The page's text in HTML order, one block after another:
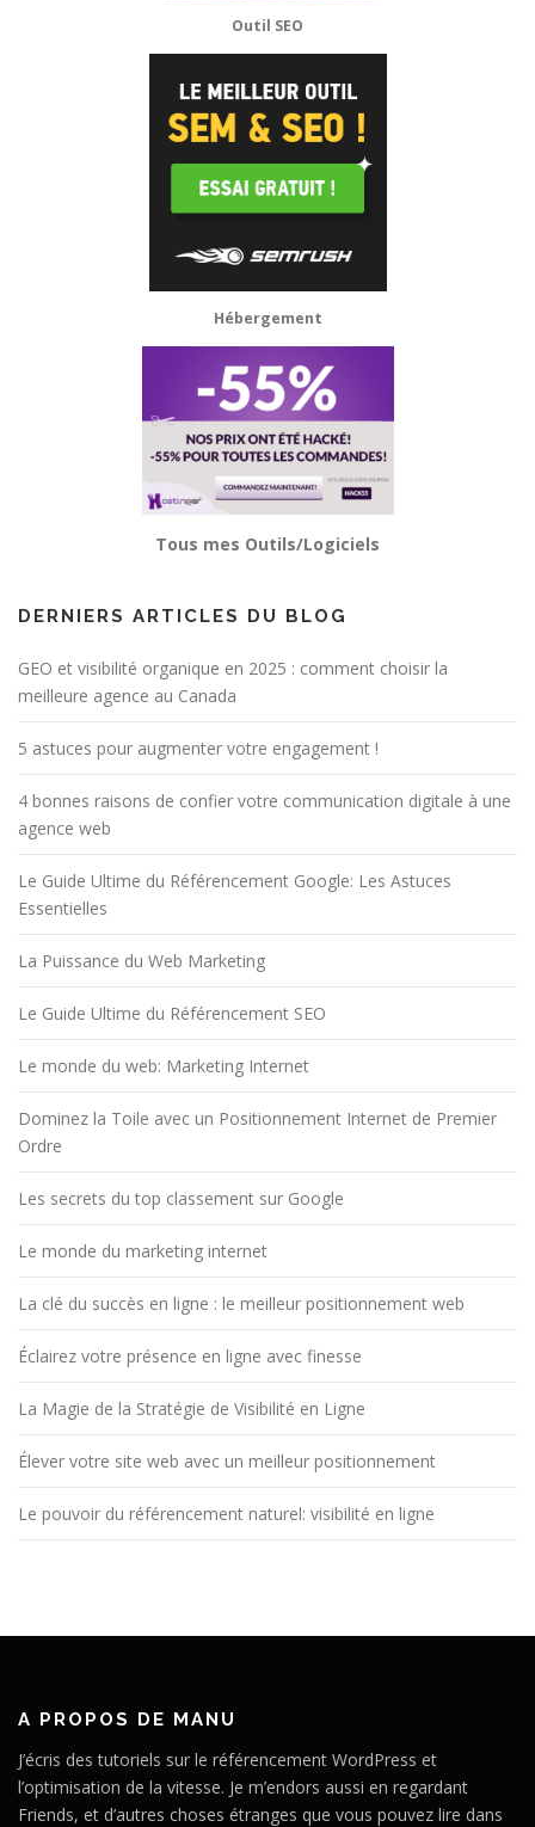
Outil SEO
Hébergement
Tous mes Outils/Logiciels
DERNIERS ARTICLES DU BLOG
GEO et visibilité organique en 2025 : comment choisir la
meilleure agence au Canada
5 astuces pour augmenter votre engagement !
4 bonnes raisons de confier votre communication digitale à une
agence web
Le Guide Ultime du Référencement Google: Les Astuces
Essentielles
La Puissance du Web Marketing
Le Guide Ultime du Référencement SEO
Le monde du web: Marketing Internet
Dominez la Toile avec un Positionnement Internet de Premier
Ordre
Les secrets du top classement sur Google
Le monde du marketing internet
La clé du succès en ligne : le meilleur positionnement web
Éclairez votre présence en ligne avec finesse
La Magie de la Stratégie de Visibilité en Ligne
Élever votre site web avec un meilleur positionnement
Le pouvoir du référencement naturel: visibilité en ligne
A PROPOS DE MANU
J’écris des tutoriels sur le référencement WordPress et
l’optimisation de la vitesse. Je m’endors aussi en regardant
Friends, et d’autres choses étranges que vous pouvez lire dans